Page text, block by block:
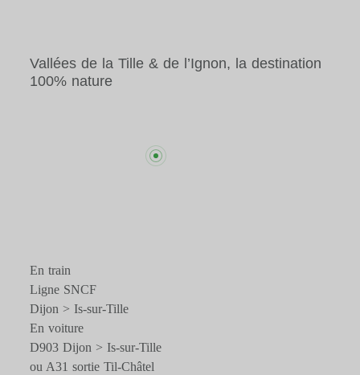
Vallées de la Tille & de l’Ignon, la destination
100% nature
En train
Ligne SNCF
Dijon > Is-sur-Tille
En voiture
D903 Dijon > Is-sur-Tille
ou A31 sortie Til-Châtel